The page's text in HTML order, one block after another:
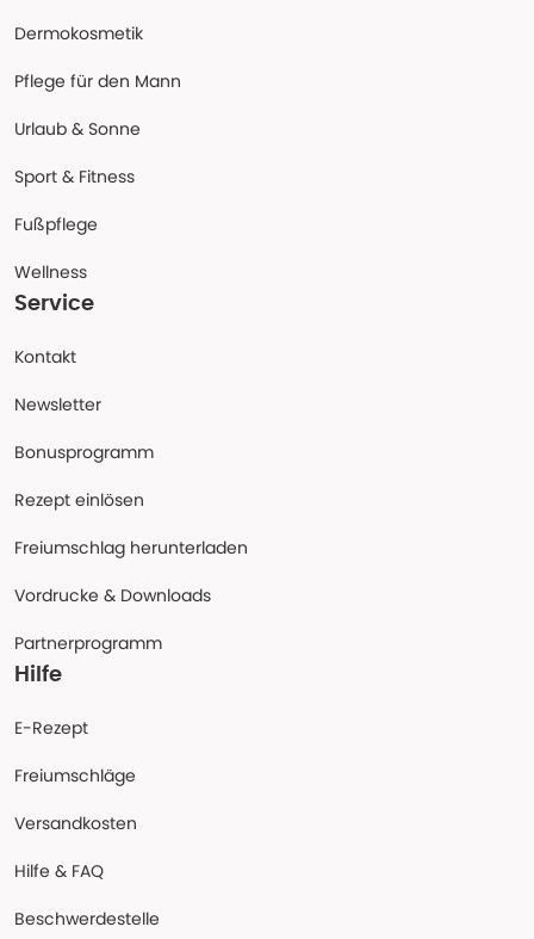
Dermokosmetik
Pflege für den Mann
Urlaub & Sonne
Sport & Fitness
Fußpflege
Wellness
Service
Kontakt
Newsletter
Bonusprogramm
Rezept einlösen
Freiumschlag herunterladen
Vordrucke & Downloads
Partnerprogramm
Hilfe
E-Rezept
Freiumschläge
Versandkosten
Hilfe & FAQ
Beschwerdestelle